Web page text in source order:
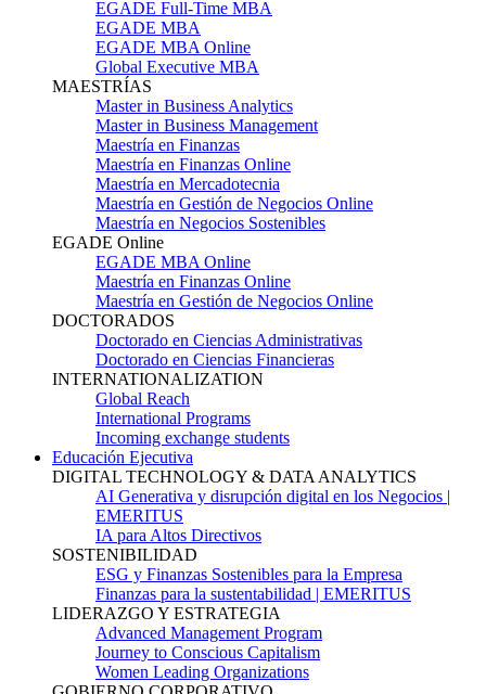
EGADE Full-Time MBA
EGADE MBA
EGADE MBA Online
Global Executive MBA
MAESTRÍAS
Master in Business Analytics
Master in Business Management
Maestría en Finanzas
Maestría en Finanzas Online
Maestría en Mercadotecnia
Maestría en Gestión de Negocios Online
Maestría en Negocios Sostenibles
EGADE Online
EGADE MBA Online
Maestría en Finanzas Online
Maestría en Gestión de Negocios Online
DOCTORADOS
Doctorado en Ciencias Administrativas
Doctorado en Ciencias Financieras
INTERNATIONALIZATION
Global Reach
International Programs
Incoming exchange students
Educación Ejecutiva
DIGITAL TECHNOLOGY & DATA ANALYTICS
AI Generativa y disrupción digital en los Negocios |
EMERITUS
IA para Altos Directivos
SOSTENIBILIDAD
ESG y Finanzas Sostenibles para la Empresa
Finanzas para la sustentabilidad | EMERITUS
LIDERAZGO Y ESTRATEGIA
Advanced Management Program
Journey to Conscious Capitalism
Women Leading Organizations